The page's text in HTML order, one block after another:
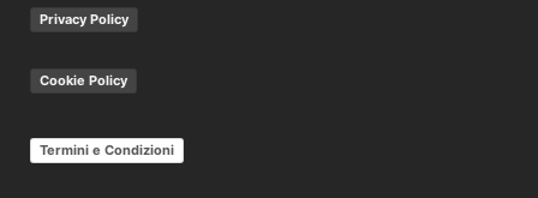
Privacy Policy
Cookie Policy
Termini e Condizioni